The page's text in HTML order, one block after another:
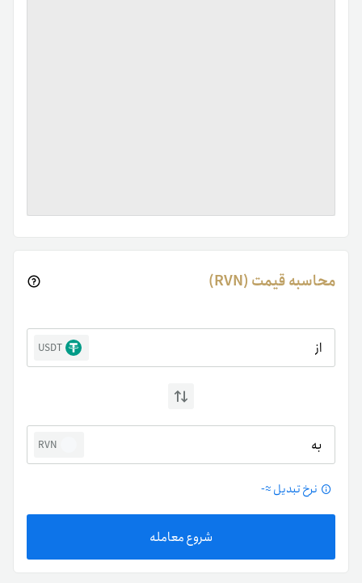
محاسبه قیمت (RVN)
از USDT
به RVN
نرخ تبدیل ≈-
شروع معامله